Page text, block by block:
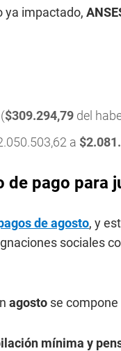
ya impactado,
($309.294,79 del
a
de pago para
de agosto, y
sociales
agosto se
mínima y